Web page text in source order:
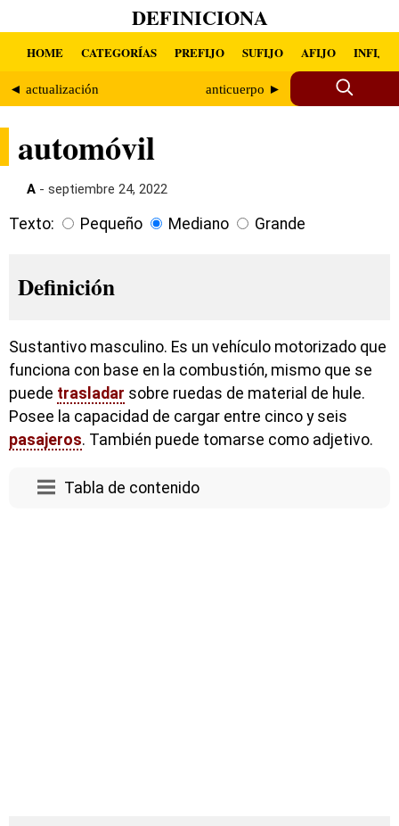
DEFINICIONA
HOME CATEGORÍAS PREFIJO SUFIJO AFIJO INFIJO
◄ actualización anticuerpo ►
automóvil
A - septiembre 24, 2022
Texto: Pequeño Mediano Grande
Definición
Sustantivo masculino. Es un vehículo motorizado que
funciona con base en la combustión, mismo que se
puede trasladar sobre ruedas de material de hule.
Posee la capacidad de cargar entre cinco y seis
pasajeros. También puede tomarse como adjetivo.
Tabla de contenido